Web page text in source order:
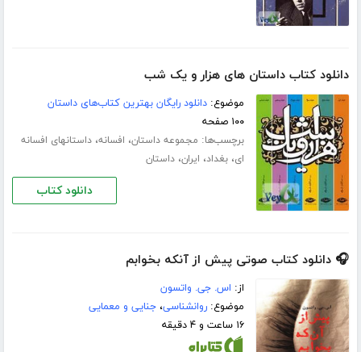
دانلود کتاب داستان های هزار و یک شب
موضوع:دانلود رایگان بهترین کتاب‌های داستان
۱۰۰ صفحه
برچسب‌ها: مجموعه داستان، افسانه‌،داستانهای افسانه
ای،بغداد، ایران،داستان
دانلود کتاب
🎧 دانلود کتاب صوتی پیش از آنکه بخوابم
از: اس. جی. واتسون
موضوع:روانشناسی،جنایی و معمایی
۱۶ ساعت و ۴ دقیقه